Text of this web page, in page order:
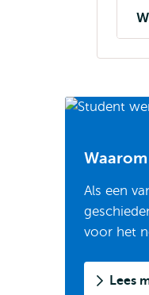
Als een
voor het
Lees